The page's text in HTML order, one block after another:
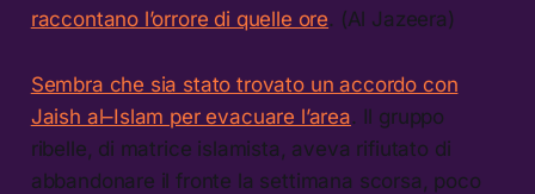
raccontano l’orrore di quelle ore. (Al Jazeera)
Sembra che sia stato trovato un accordo con
Jaish al–Islam per evacuare l’area. Il gruppo
ribelle, di matrice islamista, aveva rifiutato di
abbandonare il fronte la settimana scorsa, poco